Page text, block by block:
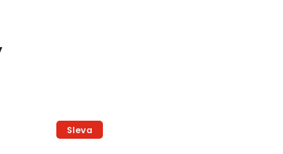
Sleva